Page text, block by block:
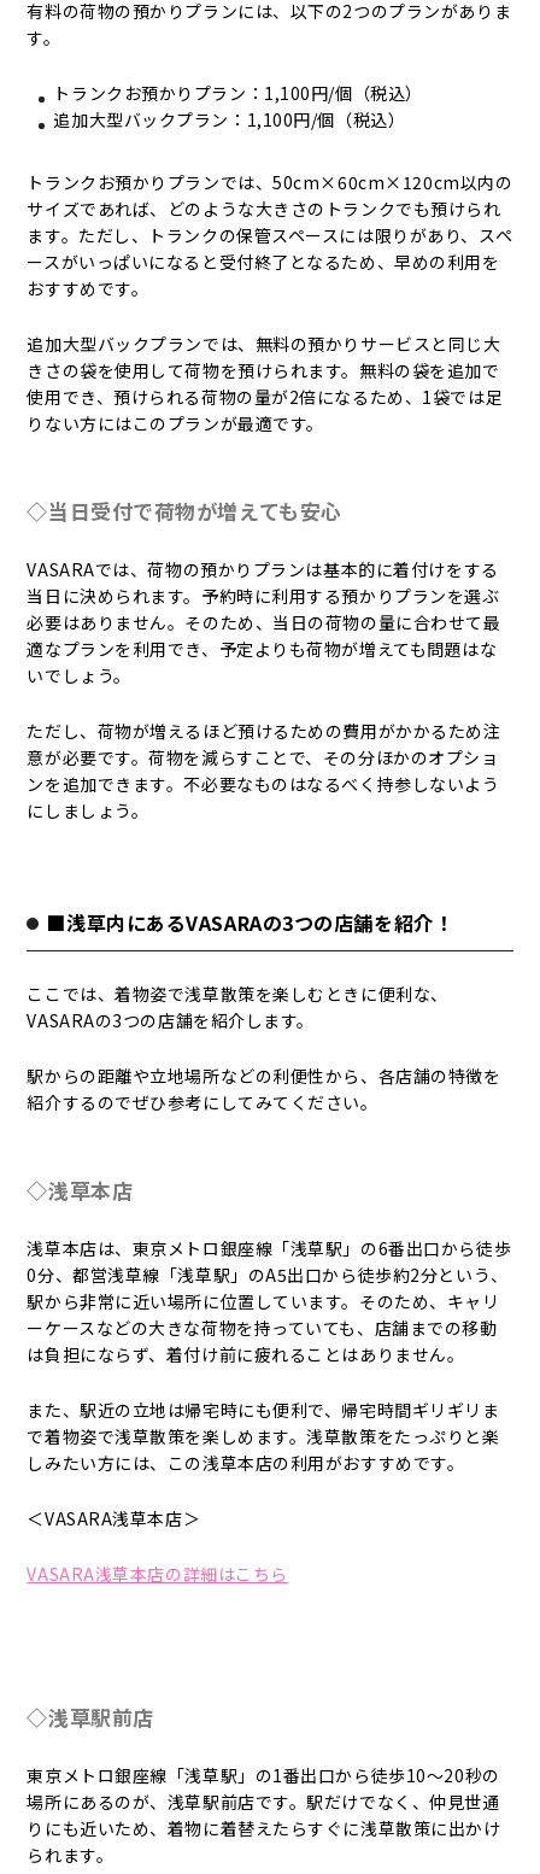
有料の荷物の預かりプランには、以下の2つのプランがありま
す。
トランクお預かりプラン：1,100円/個（税込）
追加大型バックプラン：1,100円/個（税込）
トランクお預かりプランでは、50cm×60cm×120cm以内の
サイズであれば、どのような大きさのトランクでも預けられ
ます。ただし、トランクの保管スペースには限りがあり、スペ
ースがいっぱいになると受付終了となるため、早めの利用を
おすすめです。
追加大型バックプランでは、無料の預かりサービスと同じ大
きさの袋を使用して荷物を預けられます。無料の袋を追加で
使用でき、預けられる荷物の量が2倍になるため、1袋では足
りない方にはこのプランが最適です。
◇当日受付で荷物が増えても安心
VASARAでは、荷物の預かりプランは基本的に着付けをする
当日に決められます。予約時に利用する預かりプランを選ぶ
必要はありません。そのため、当日の荷物の量に合わせて最
適なプランを利用でき、予定よりも荷物が増えても問題はな
いでしょう。
ただし、荷物が増えるほど預けるための費用がかかるため注
意が必要です。荷物を減らすことで、その分ほかのオプショ
ンを追加できます。不必要なものはなるべく持参しないよう
にしましょう。
■浅草内にあるVASARAの3つの店舗を紹介！
ここでは、着物姿で浅草散策を楽しむときに便利な、
VASARAの3つの店舗を紹介します。
駅からの距離や立地場所などの利便性から、各店舗の特徴を
紹介するのでぜひ参考にしてみてください。
◇浅草本店
浅草本店は、東京メトロ銀座線「浅草駅」の6番出口から徒歩
0分、都営浅草線「浅草駅」のA5出口から徒歩約2分という、
駅から非常に近い場所に位置しています。そのため、キャリ
ーケースなどの大きな荷物を持っていても、店舗までの移動
は負担にならず、着付け前に疲れることはありません。
また、駅近の立地は帰宅時にも便利で、帰宅時間ギリギリま
で着物姿で浅草散策を楽しめます。浅草散策をたっぷりと楽
しみたい方には、この浅草本店の利用がおすすめです。
＜VASARA浅草本店＞
VASARA浅草本店の詳細はこちら
◇浅草駅前店
東京メトロ銀座線「浅草駅」の1番出口から徒歩10～20秒の
場所にあるのが、浅草駅前店です。駅だけでなく、仲見世通
りにも近いため、着物に着替えたらすぐに浅草散策に出かけ
られます。